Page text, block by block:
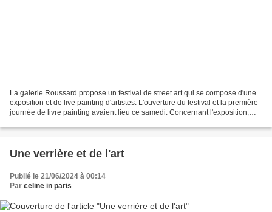
La galerie Roussard propose un festival de street art qui se compose d'une
exposition et de live painting d'artistes. L'ouverture du festival et la première
journée de livre painting avaient lieu ce samedi. Concernant l'exposition,
Une verrière et de l'art
Publié le 21/06/2024 à 00:14
Par celine in paris